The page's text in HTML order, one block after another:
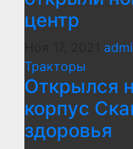
центр
Тракторы
Открылся
корпус
здоровья